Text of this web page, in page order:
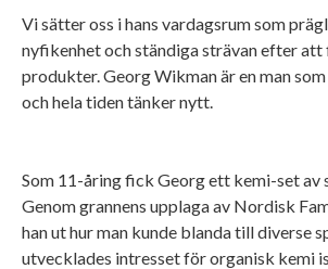
Vi sätter oss i hans vardagsrum som
nyfikenhet och ständiga strävan efter att
produkter. Georg Wikman är en man
och hela tiden tänker nytt.
Som 11-åring fick Georg ett kemi-set av
Genom grannens upplaga av Nordisk
han ut hur man kunde blanda till diverse
utvecklades intresset för organisk kemi